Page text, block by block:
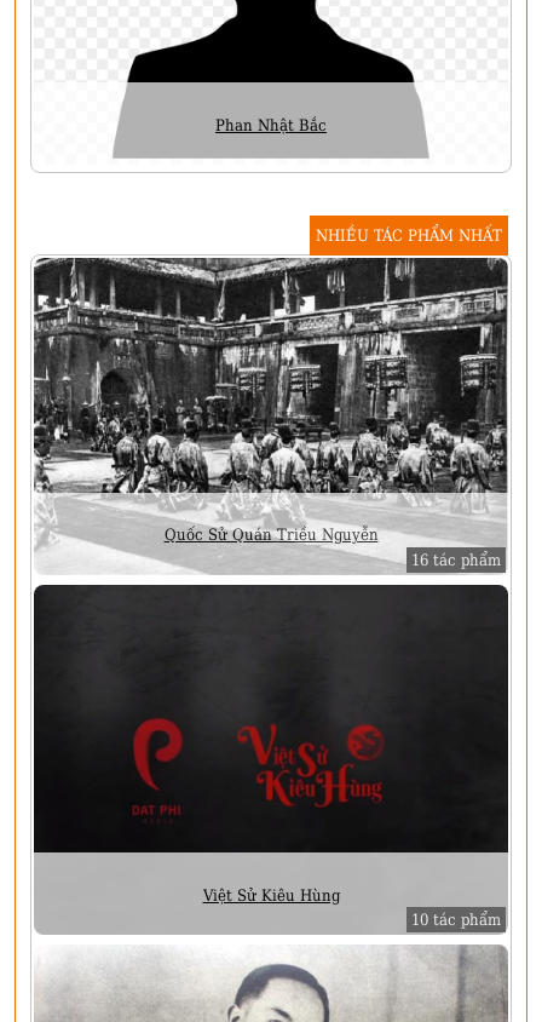
Phan Nhật Bắc
NHIỀU TÁC PHẨM NHẤT
Quốc Sử Quán Triều Nguyễn
16 tác phẩm
Việt Sử Kiêu Hùng
10 tác phẩm